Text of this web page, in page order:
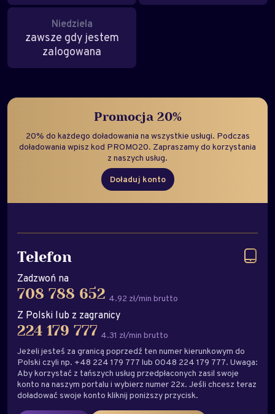
Niedziela
zawsze gdy jestem
zalogowana
Promocja 20%
20% do każdego doładowania na wszystkie usługi. Podczas
doładowania wpisz kod PROMO20. Zapraszamy do korzystania
z naszych usług.
Doładuj konto
Telefon
Zadzwoń na
708 788 652 4.92 zł/min brutto
Z Polski lub z zagranicy
224 179 777 4.31 zł/min brutto
Jeżeli jesteś za granicą poprzedź ten numer kierunkowym do
Polski czyli np. +48 224 179 777 lub 0048 224 179 777. Uwaga:
Aby korzystać z tańszych usług przedpłaconych zasil swoje
konto na naszym portalu i wybierz numer 22x. Jeśli chcesz teraz
doładować swoje konto kliknij poniższy przycisk.